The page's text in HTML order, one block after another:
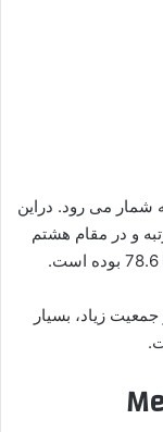
شمار می رود. دراین
و در مقام هشتم
زیاد، بسیار